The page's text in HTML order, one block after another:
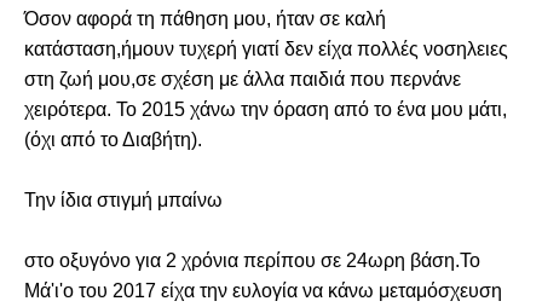
Όσον αφορά τη πάθηση μου, ήταν σε καλή
κατάσταση,ήμουν τυχερή γιατί δεν είχα πολλές νοσηλειες
στη ζωή μου,σε σχέση με άλλα παιδιά που περνάνε
χειρότερα. Το 2015 χάνω την όραση από το ένα μου μάτι,
(όχι από το Διαβήτη).
Την ίδια στιγμή μπαίνω
στο οξυγόνο για 2 χρόνια περίπου σε 24ωρη βάση.Το
Μά'ι'ο του 2017 είχα την ευλογία να κάνω μεταμόσχευση